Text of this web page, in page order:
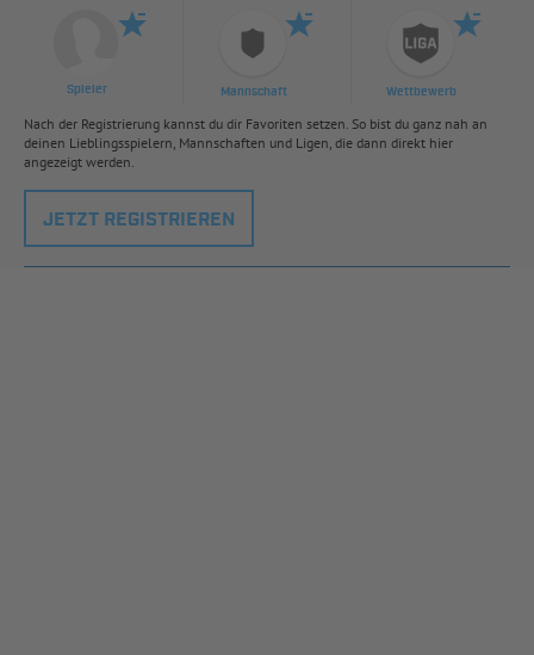
Spieler Mannschaft Wettbewerb
Nach der Registrierung kannst du dir Favoriten setzen. So bist du ganz nah an
deinen Lieblingsspielern, Mannschaften und Ligen, die dann direkt hier
angezeigt werden.
JETZT REGISTRIEREN